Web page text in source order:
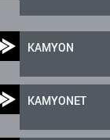
KAMYON
KAMYONET